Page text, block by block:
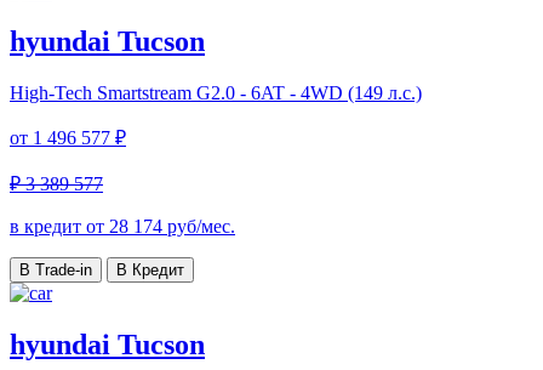
hyundai Tucson
High-Tech Smartstream G2.0 - 6AT - 4WD (149 л.с.)
от 1 496 577 ₽
₽ 3 389 577
в кредит от 28 174 руб/мес.
В Trade-in В Кредит
hyundai Tucson